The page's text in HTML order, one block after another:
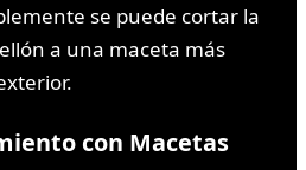
se puede cortar la
a una maceta más
con Macetas